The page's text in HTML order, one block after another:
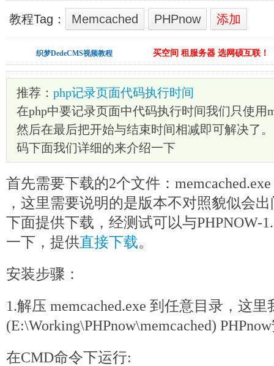
教程Tag： Memcached PHPnow 添加
织梦DedeCMS视频教程 买空间 租服务器 选网硕互联！
推荐： php记录页面代码执行时间
在php中要记录页面中代码执行时间我们只使用
然后在最后把开始与结束时间相减即可解决了
码下面我们详细的来介绍一下
首先需要下载的2个文件：
，这里需要说明的是版本不对照貌似会
下面提供下载，经测试可以与PHPNOW-
一下，提供直接下载。
安装步骤：
1.解压 memcached.exe 到任意目录，这里
(E:\Working\PHPnow\memcached)
在CMD命令下运行: